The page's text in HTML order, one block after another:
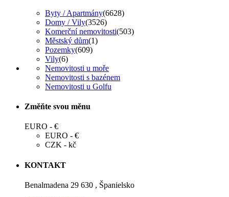
Byty / Apartmány(6628)
Domy / Vily(3526)
Komerční nemovitosti(503)
Městský dům(1)
Pozemky(609)
Vily(6)
Nemovitosti u moře
Nemovitosti s bazénem
Nemovitosti u Golfu
Změňte svou měnu
EURO - €
EURO - €
CZK - kč
KONTAKT
Benalmadena 29 630 , Španielsko